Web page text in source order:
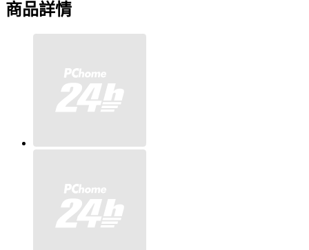
商品詳情